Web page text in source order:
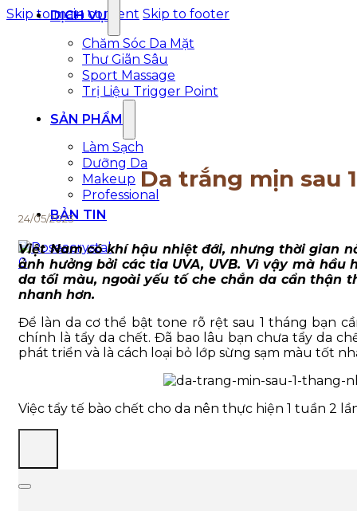
Skip to main content Skip to footer
DỊCH VỤ
Chăm Sóc Da Mặt
Thư Giãn Sâu
Sport Massage
Trị Liệu Trigger Point
SẢN PHẨM
Làm Sạch
Dưỡng Da
Makeup
Professional
BẢN TIN
0
Da trắng mịn sau
24/05/2023
Việt Nam có khí hậu nhiệt đới, nhưng thời gian
ảnh hưởng bởi các tia UVA, UVB. Vì vậy mà
da tối màu, ngoài yếu tố che chắn da cẩn thận
nhanh hơn.
Để làn da cơ thể bật tone rõ rệt sau 1 tháng bạn
chính là tẩy da chết. Đã bao lâu bạn chưa tẩy da
phát triển và là cách loại bỏ lớp sừng sạm màu tốt
Việc tẩy tế bào chết cho da nên thực hiện 1 tuần 2